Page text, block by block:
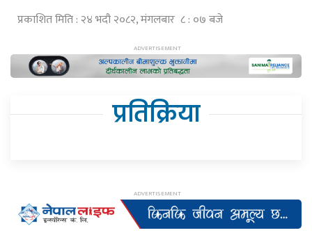
प्रकाशित मिति : २४ भदौ २०८२, मंगलबार ८ : ०७ बजे
प्रतिक्रिया